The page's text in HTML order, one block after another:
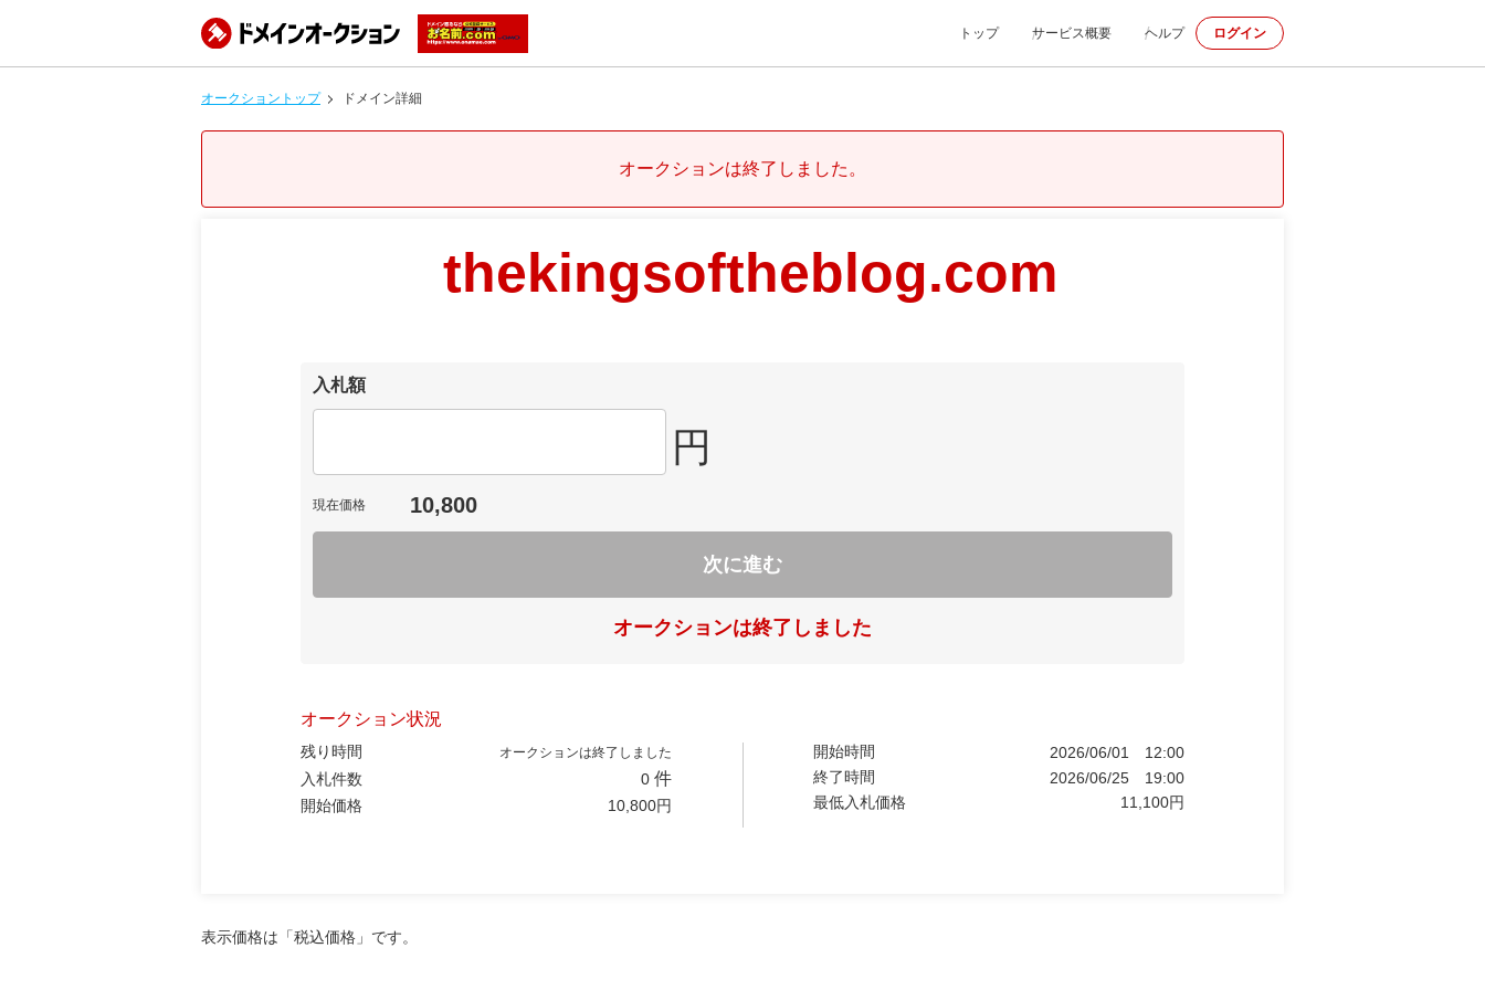
トップ サービス概要 ヘルプ ログイン
オークショントップ ドメイン詳細
オークションは終了しました。
thekingsoftheblog.com
入札額
円
現在価格 10,800
次に進む
オークションは終了しました
オークション状況
残り時間 オークションは終了しました
入札件数 0 件
開始価格 10,800円
開始時間 2026/06/01
12:00
終了時間
2026/06/25
19:00
最低入札価格
11,100円
表示価格は「税込価格」です。